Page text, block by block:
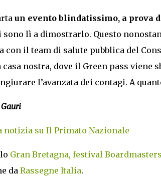
un evento blindatissimo, a prova
lì a dimostrarlo. Questo
con il team di salute pubblica del
casa nostra, dove il Green pass
l’avanzata dei contagi. A
notizia su Il Primato Nazionale
Gran Bretagna, festival
da Rassegne Italia.